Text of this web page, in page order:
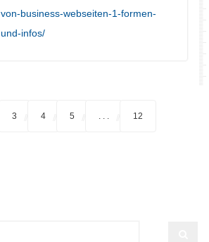
von-business-webseiten-1-formen-
und-infos/
3 4 5 12